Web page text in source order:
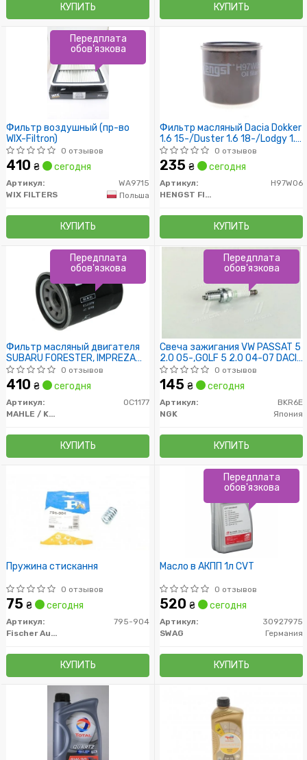
КУПИТЬ КУПИТЬ
Фильтр воздушный (пр-во
WIX-Filtron)
0 отзывов
410 ₴ сегодня
Артикул:
WA9715
WIX FILTERS
Польша
КУПИТЬ
Передплата
обов'язкова
Фильтр масляный Dacia Dokker
1.6 15-/Duster 1.6 18-/Lodgy 1.5
15-/Renault Clio IV 1.6
13-/Megane IV 1.6 12-
0 отзывов
235 ₴ сегодня
Артикул:
H97W06
HENGST FILTER
КУПИТЬ
Фильтр масляный двигателя
SUBARU FORESTER, IMPREZA
1.6, 2.0 10- (пр-во KNECHT-
MAHLE)
0 отзывов
410 ₴ сегодня
Артикул:
OC1177
MAHLE / KNECHT
КУПИТЬ
Передплата
обов'язкова
Свеча зажигания VW PASSAT 5
2.0 05-,GOLF 5 2.0 04-07 DACIA
LOGAN (1.4,1.6) 04- (пр-во NGK)
0 отзывов
145 ₴ сегодня
Артикул:
BKR6E
NGK
Япония
КУПИТЬ
Передплата
обов'язкова
Пружина стискання
0 отзывов
75 ₴ сегодня
Артикул:
795-904
Fischer Automotive One (FA1)
КУПИТЬ
Масло в АКПП 1л CVT
0 отзывов
520 ₴ сегодня
Артикул:
30927975
SWAG
Германия
КУПИТЬ
Передплата
обов'язкова